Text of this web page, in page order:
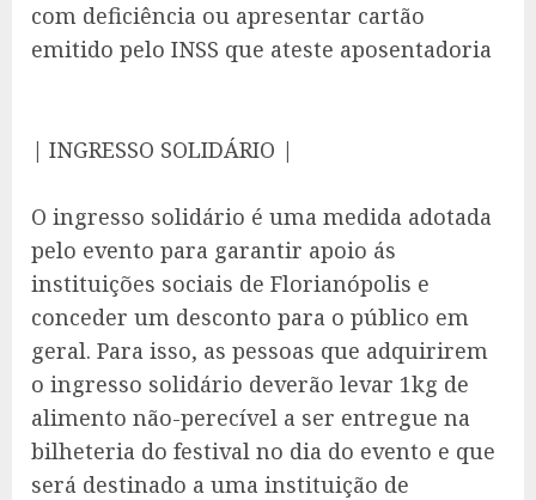
com deficiência ou apresentar cartão
emitido pelo INSS que ateste aposentadoria
| INGRESSO SOLIDÁRIO |
O ingresso solidário é uma medida adotada
pelo evento para garantir apoio ás
instituições sociais de Florianópolis e
conceder um desconto para o público em
geral. Para isso, as pessoas que adquirirem
o ingresso solidário deverão levar 1kg de
alimento não-perecível a ser entregue na
bilheteria do festival no dia do evento e que
será destinado a uma instituição de